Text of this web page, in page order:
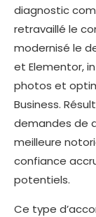
diagnostic
retravaillé le
modernisé le
et Elementor,
photos et
Business.
demandes de
meilleure
confiance
potentiels.
Ce type